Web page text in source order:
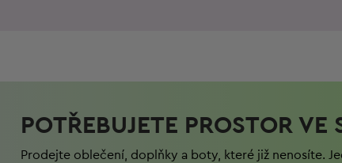
POTŘEBUJETE PROSTOR VE
Prodejte oblečení, doplňky a boty, které již nenosíte.